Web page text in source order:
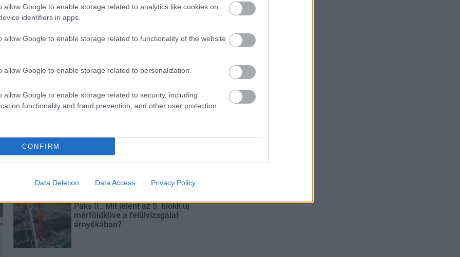
allow Google to enable storage related to analytics like cookies on
identifiers in apps.
allow Google to enable storage related to functionality of the website
allow Google to enable storage related to personalization.
allow Google to enable storage related to security, including
functionality and fraud prevention, and other user protection.
CONFIRM
Data Deletion Data Access Privacy Policy
épületét
Paks II.: Mit jelent az 5. blokk új
mérföldköve a felülvizsgálat
árnyékában?